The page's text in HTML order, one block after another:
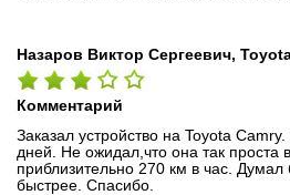
Назаров Виктор Сергеевич,
Комментарий
Заказал устройство на Toyota
дней. Не ожидал,что она так проста
приблизительно 270 км в час. Думал
быстрее. Спасибо.